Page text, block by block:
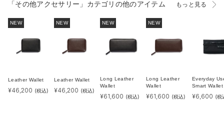
「その他アクセサリー」カテゴリの他のアイテム もっと見る
NEW
Leather Wallet
¥46,200 (税込)
NEW
Leather Wallet
¥46,200 (税込)
NEW
Long Leather
Wallet
¥61,600 (税込)
NEW
Long Leather
Wallet
¥61,600 (税込)
Everyday
Smart Wallet
¥6,600 (税